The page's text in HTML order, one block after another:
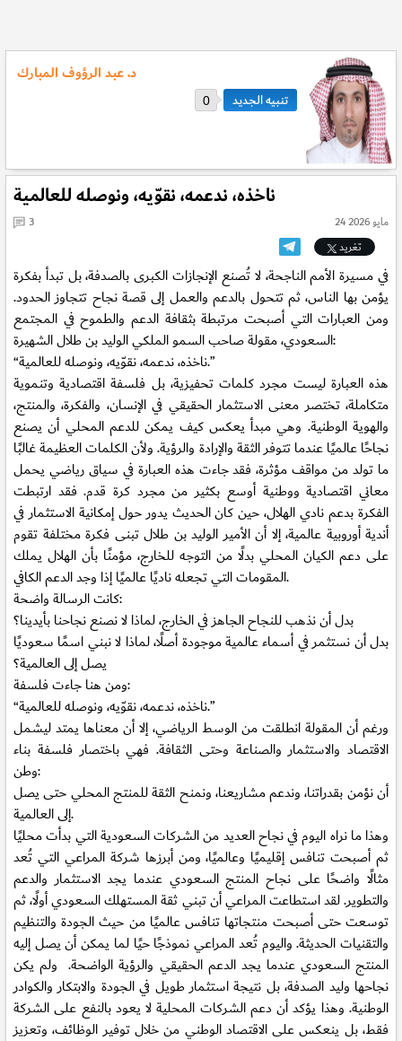
د. عبد الرؤوف المبارك
0
ناخذه، ندعمه، نقوّيه، ونوصله للعالمية
24 مايو 2026
3
تغريد
في مسيرة الأمم الناجحة، لا تُصنع الإنجازات الكبرى بالصدفة، بل تبدأ بفكرة
يؤمن بها الناس، ثم تتحول بالدعم والعمل إلى قصة نجاح تتجاوز الحدود.
ومن العبارات التي أصبحت مرتبطة بثقافة الدعم والطموح في المجتمع
السعودي، مقولة صاحب السمو الملكي الوليد بن طلال الشهيرة:
“ناخذه، ندعمه، نقوّيه، ونوصله للعالمية.”
هذه العبارة ليست مجرد كلمات تحفيزية، بل فلسفة اقتصادية وتنموية
متكاملة، تختصر معنى الاستثمار الحقيقي في الإنسان، والفكرة، والمنتج،
والهوية الوطنية. وهي مبدأ يعكس كيف يمكن للدعم المحلي أن يصنع
نجاحًا عالميًا عندما تتوفر الثقة والإرادة والرؤية. ولأن الكلمات العظيمة غالبًا
ما تولد من مواقف مؤثرة، فقد جاءت هذه العبارة في سياق رياضي يحمل
معاني اقتصادية ووطنية أوسع بكثير من مجرد كرة قدم. فقد ارتبطت
الفكرة بدعم نادي الهلال، حين كان الحديث يدور حول إمكانية الاستثمار في
أندية أوروبية عالمية، إلا أن الأمير الوليد بن طلال تبنى فكرة مختلفة تقوم
على دعم الكيان المحلي بدلًا من التوجه للخارج، مؤمنًا بأن الهلال يملك
المقومات التي تجعله ناديًا عالميًا إذا وجد الدعم الكافي.
كانت الرسالة واضحة:
بدل أن نذهب للنجاح الجاهز في الخارج، لماذا لا نصنع نجاحنا بأيدينا؟
بدل أن نستثمر في أسماء عالمية موجودة أصلًا، لماذا لا نبني اسمًا سعوديًا
يصل إلى العالمية؟
ومن هنا جاءت فلسفة:
“ناخذه، ندعمه، نقوّيه، ونوصله للعالمية.”
ورغم أن المقولة انطلقت من الوسط الرياضي، إلا أن معناها يمتد ليشمل
الاقتصاد والاستثمار والصناعة وحتى الثقافة. فهي باختصار فلسفة بناء
وطن:
أن نؤمن بقدراتنا، وندعم مشاريعنا، ونمنح الثقة للمنتج المحلي حتى يصل
إلى العالمية.
وهذا ما نراه اليوم في نجاح العديد من الشركات السعودية التي بدأت محليًا
ثم أصبحت تنافس إقليميًا وعالميًا، ومن أبرزها شركة المراعي التي تُعد
مثالًا واضحًا على نجاح المنتج السعودي عندما يجد الاستثمار والدعم
والتطوير. لقد استطاعت المراعي أن تبني ثقة المستهلك السعودي أولًا، ثم
توسعت حتى أصبحت منتجاتها تنافس عالميًا من حيث الجودة والتنظيم
والتقنيات الحديثة. واليوم تُعد المراعي نموذجًا حيًا لما يمكن أن يصل إليه
المنتج السعودي عندما يجد الدعم الحقيقي والرؤية الواضحة. ولم يكن
نجاحها وليد الصدفة، بل نتيجة استثمار طويل في الجودة والابتكار والكوادر
الوطنية. وهذا يؤكد أن دعم الشركات المحلية لا يعود بالنفع على الشركة
فقط، بل ينعكس على الاقتصاد الوطني من خلال توفير الوظائف، وتعزيز